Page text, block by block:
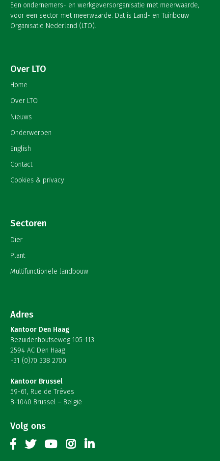
Een ondernemers- en werkgeversorganisatie met meerwaarde,
voor een sector met meerwaarde. Dat is Land- en Tuinbouw
Organisatie Nederland (LTO).
Over LTO
Home
Over LTO
Nieuws
Onderwerpen
English
Contact
Cookies & privacy
Sectoren
Dier
Plant
Multifunctionele landbouw
Adres
Kantoor Den Haag
Bezuidenhoutseweg 105-113
2594 AC Den Haag
+31 (0)70 338 2700
Kantoor Brussel
59-61, Rue de Trèves
B-1040 Brussel – België
Volg ons